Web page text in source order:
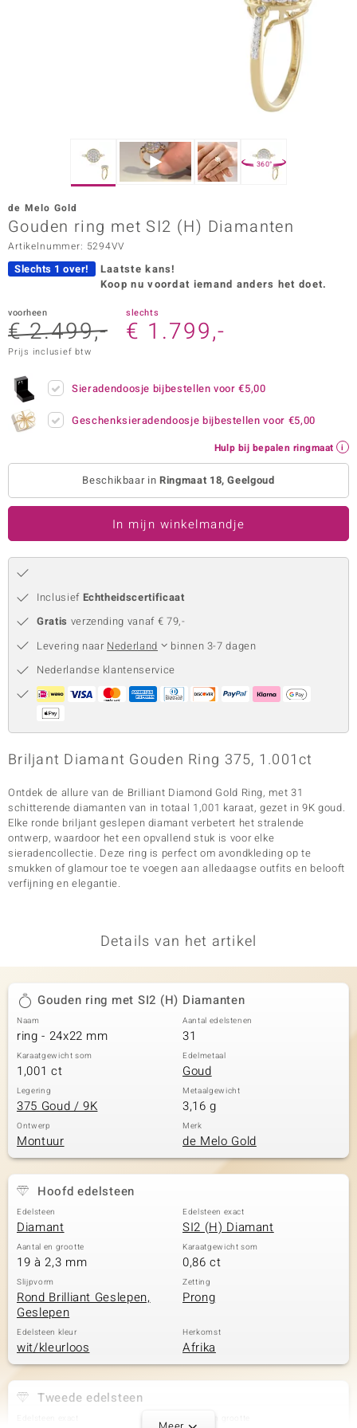
Vogue
in Italy
Paraíso
Collection
360°
de Melo Gold
Gouden ring met SI2 (H) Diamanten
Artikelnummer: 5294VV
Slechts 1 over!
Laatste kans!
Koop nu voordat iemand anders het doet.
voorheen
€ 2.499,-
slechts
€ 1.799,-
Prijs inclusief btw
Sieradendoosje bijbestellen voor€5,00
Geschenksieradendoosje bijbestellen voor €5,00
Hulp bij bepalen ringmaat
Beschikbaar inRingmaat 18, Geelgoud
In mijn winkelmandje
Inclusief Echtheidscertificaat
Gratis verzending vanaf € 79,-
Levering naar Nederland
binnen 3-7 dagen
Nederlandse klantenservice
Briljant Diamant Gouden Ring 375, 1.001ct
Ontdek de allure van de Brilliant Diamond Gold Ring, met 31
schitterende diamanten van in totaal 1,001 karaat, gezet in 9K goud.
Elke ronde briljant geslepen diamant verbetert het stralende
ontwerp, waardoor het een opvallend stuk is voor elke
sieradencollectie. Deze ring is perfect om avondkleding op te
smukken of glamour toe te voegen aan alledaagse outfits en belooft
verfijning en elegantie.
Details van het artikel
Gouden ring met SI2 (H) Diamanten
Naam
ring - 24x22 mm
Aantal edelstenen
31
Karaatgewicht som
1,001 ct
Edelmetaal
Goud
Legering
375 Goud / 9K
Metaalgewicht
3,16 g
Ontwerp
Montuur
Merk
de Melo Gold
Hoofd edelsteen
Edelsteen
Diamant
Edelsteen exact
SI2 (H) Diamant
Aantal en grootte
19 à 2,3 mm
Karaatgewicht som
0,86 ct
Slijpvorm
Rond Brilliant Geslepen,
Geslepen
Zetting
Prong
Edelsteen kleur
wit/kleurloos
Herkomst
Afrika
Tweede edelsteen